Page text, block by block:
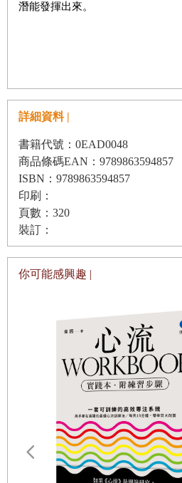
潛能發揮出來。
況，抵抗排山倒海而來的壓力是
就像打者在九局下半一分差的比賽
的狀況，如何相信自己的能力替球
日的鍛鍊之外，就是選手本身的心
要關頭時順從直覺、挑戰極限。
沒有永遠成功的人，或是永遠勝利
須要面對失敗的一天。不管是在
有相信自己的能力，永不放棄並且
到外界影響，當這些選手陷入低潮
及網路的冷言冷語，因為過於在意
致心理影響到生理的表現，讓他們
這個時候，如何找回對棒球的熱情
運動員堅強的信念，來自於平日
經準備好去挑戰極限，那就心無
詳細資料 |
書籍代號：0EAD0048
商品條碼EAN：9789863594857
ISBN：9789863594857
印刷：
頁數：320
裝訂：
你可能感興趣 |